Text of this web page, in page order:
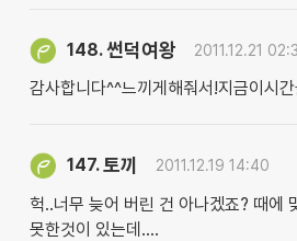
148.썬덕여왕 2011.12.21
감사합니다^^느끼게해줘서!지금이시
147.토끼 2011.12.19 14:40
헉..너무 늦어 버린 건 아나겠죠? 때에
못한것이 있는데....